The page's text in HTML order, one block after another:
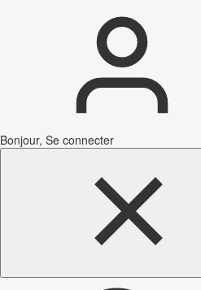
Bonjour, Se connecter